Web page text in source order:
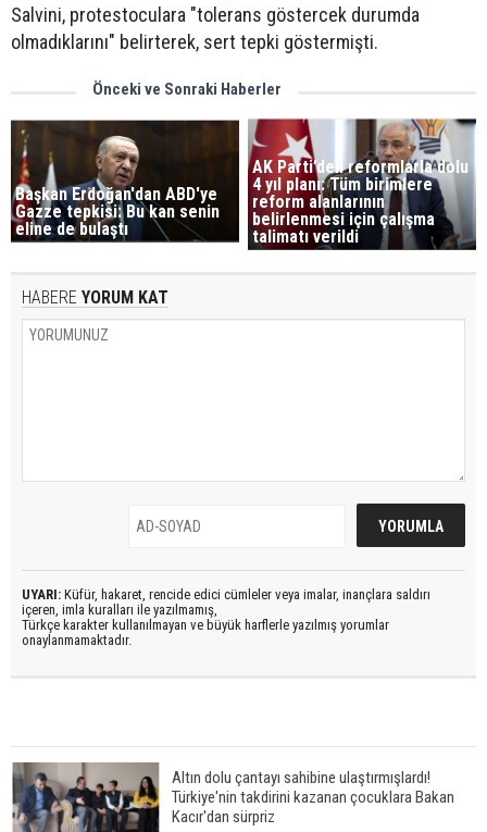
Salvini, protestoculara "tolerans göstercek durumda
olmadıklarını" belirterek, sert tepki göstermişti.
Önceki ve Sonraki Haberler
Başkan Erdoğan'dan ABD'ye
Gazze tepkisi: Bu kan senin
eline de bulaştı
AK Parti’den reformlarla dolu
4 yıl planı: Tüm birimlere
reform alanlarının
belirlenmesi için çalışma
talimatı verildi
HABERE YORUM KAT
UYARI: Küfür, hakaret, rencide edici cümleler veya imalar, inançlara saldırı
içeren, imla kuralları ile yazılmamış,
Türkçe karakter kullanılmayan ve büyük harflerle yazılmış yorumlar
onaylanmamaktadır.
Altın dolu çantayı sahibine ulaştırmışlardı!
Türkiye'nin takdirini kazanan çocuklara Bakan
Kacır'dan sürpriz